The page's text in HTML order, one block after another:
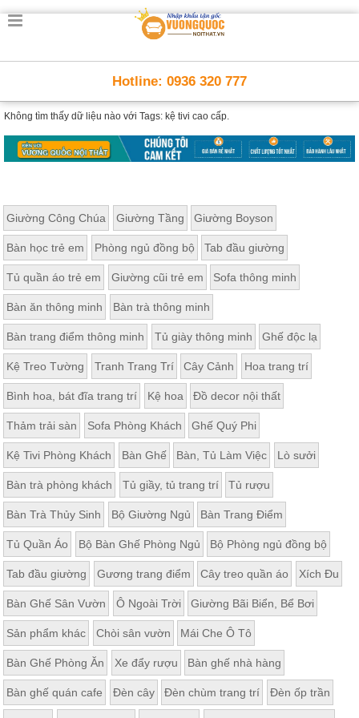
Hotline: 0936 320 777
Không tìm thấy dữ liệu nào với Tags: kệ tivi cao cấp.
Giường Công Chúa Giường Tầng Giường Boyson
Bàn học trẻ em Phòng ngủ đồng bộ Tab đầu giường
Tủ quần áo trẻ em Giường cũi trẻ em Sofa thông minh
Bàn ăn thông minh Bàn trà thông minh
Bàn trang điểm thông minh Tủ giày thông minh Ghế độc lạ
Kệ Treo Tường Tranh Trang Trí Cây Cảnh Hoa trang trí
Bình hoa, bát đĩa trang trí Kệ hoa Đồ decor nội thất
Thảm trải sàn Sofa Phòng Khách Ghế Quý Phi
Kệ Tivi Phòng Khách Bàn Ghế Bàn, Tủ Làm Việc Lò sưởi
Bàn trà phòng khách Tủ giầy, tủ trang trí Tủ rượu
Bàn Trà Thủy Sinh Bộ Giường Ngủ Bàn Trang Điểm
Tủ Quần Áo Bộ Bàn Ghế Phòng Ngủ Bộ Phòng ngủ đồng bộ
Tab đầu giường Gương trang điểm Cây treo quần áo Xích Đu
Bàn Ghế Sân Vườn Ô Ngoài Trời Giường Bãi Biển, Bể Bơi
Sản phẩm khác Chòi sân vườn Mái Che Ô Tô
Bàn Ghế Phòng Ăn Xe đẩy rượu Bàn ghế nhà hàng
Bàn ghế quán cafe Đèn cây Đèn chùm trang trí Đèn ốp trần